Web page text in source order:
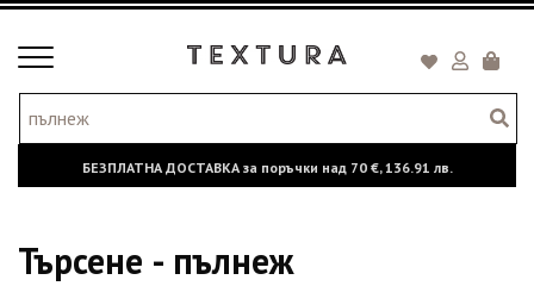
Toggle
БЕЗПЛАТНА ДОСТАВКА за поръчки над 70 €,136.91 лв.
Търсене - пълнеж